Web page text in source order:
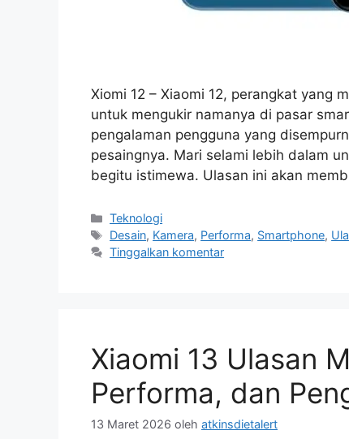
Xiomi 12 – Xiaomi 12, perangkat yang
untuk mengukir namanya di pasar
pengalaman pengguna yang
pesaingnya. Mari selami lebih dalam
begitu istimewa. Ulasan ini akan
Kategori
Teknologi
Tag
Desain, Kamera, Performa, Smartphone,
Tinggalkan komentar
Xiaomi 13 Ulasan
Performa, dan
13 Maret 2026 oleh atkinsdietalert